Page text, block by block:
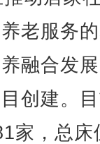
老服务
融合发
创建。
家，总床